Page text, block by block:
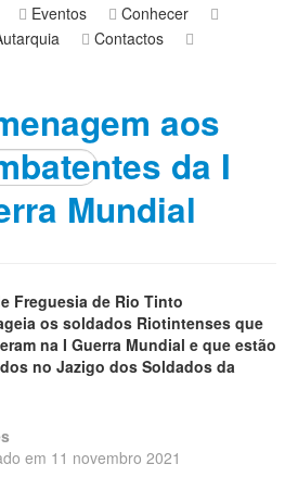
Eventos
Conhecer
Contactos
aos
da I
Mundial
Freguesia de Rio Tinto
os soldados Riotintenses que
na I Guerra Mundial e que estão
no Jazigo dos Soldados da
em 11 novembro 2021